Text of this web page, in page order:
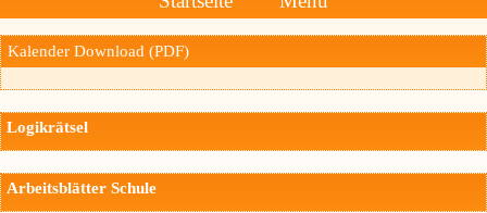
Kalender Download (PDF)
Logikrätsel
Arbeitsblätter Schule